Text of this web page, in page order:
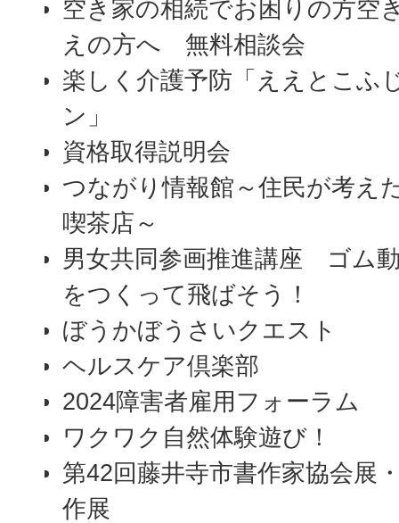
空き家の相続でお困りの方空
えの方へ 無料相談会
楽しく介護予防「ええとこふ
ン」
資格取得説明会
つながり情報館～住民が考え
喫茶店～
男女共同参画推進講座 ゴム
をつくって飛ばそう！
ぼうかぼうさいクエスト
ヘルスケア倶楽部
2024障害者雇用フォーラム
ワクワク自然体験遊び！
第42回藤井寺市書作家協会展
作展